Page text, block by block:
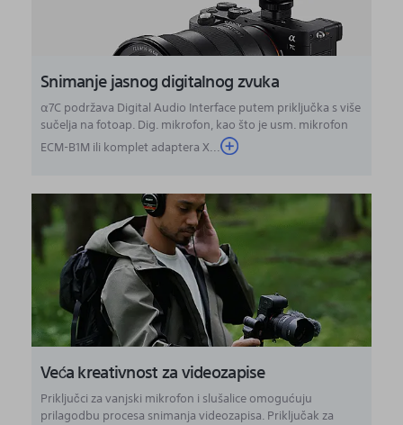
Snimanje jasnog digitalnog zvuka
α7C podržava Digital Audio Interface putem priključka s više
sučelja na fotoap. Dig. mikrofon, kao što je usm. mikrofon
ECM-B1M ili komplet adaptera X...
Veća kreativnost za videozapise
Priključci za vanjski mikrofon i slušalice omogućuju
prilagodbu procesa snimanja videozapisa. Priključak za